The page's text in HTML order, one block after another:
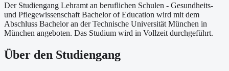
Der Studiengang Lehramt an beruflichen Schulen - Gesundheits-
und Pflegewissenschaft Bachelor of Education wird mit dem
Abschluss Bachelor an der Technische Universität München in
München angeboten. Das Studium wird in Vollzeit durchgeführt.
Über den Studiengang